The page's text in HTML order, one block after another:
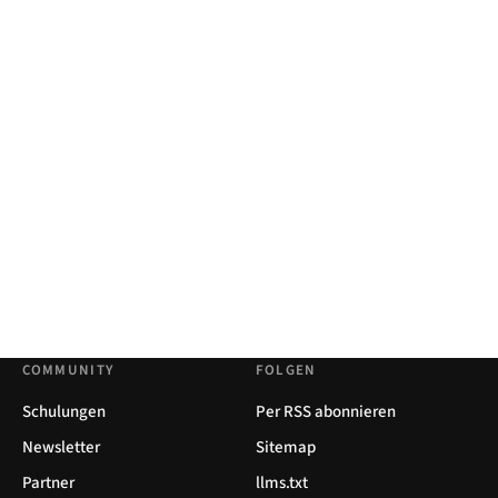
COMMUNITY
Schulungen
Newsletter
Partner
FOLGEN
Per RSS abonnieren
Sitemap
llms.txt